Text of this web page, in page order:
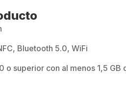
Bluetooth 5.0, WiFi
o superior con al menos 1,5 GB